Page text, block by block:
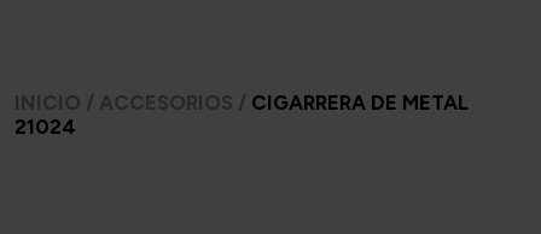
INICIO / ACCESORIOS / CIGARRERA DE METAL
21024